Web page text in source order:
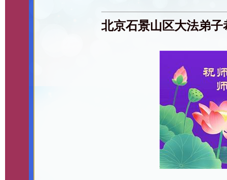
北京石景山区大法弟